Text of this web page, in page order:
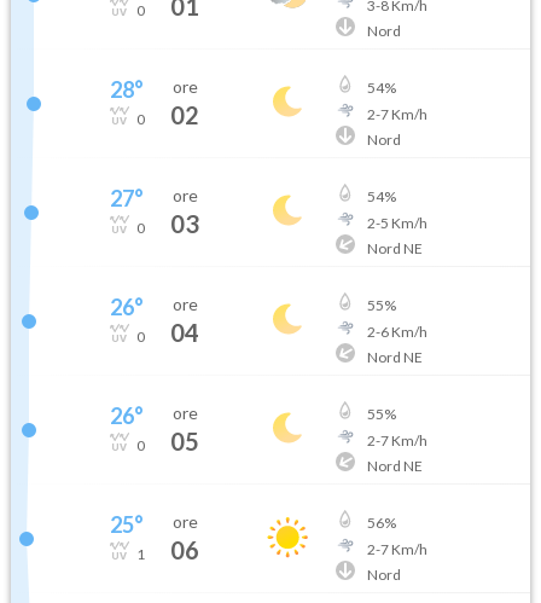
0 01
3-8Km/h
Nord
28°
0
ore
02
54%
2-7Km/h
Nord
27°
0
ore
03
54%
2-5 Km/h
Nord NE
26°
0
ore
04
55%
2-6Km/h
Nord NE
26°
0
ore
05
55%
2-7Km/h
Nord NE
25°
1
ore
06
56%
2-7Km/h
Nord